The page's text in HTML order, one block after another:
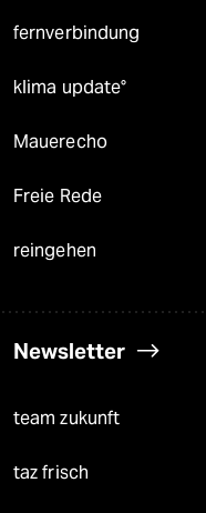
fernverbindung
klima update°
Mauerecho
Freie Rede
reingehen
Newsletter
team zukunft
taz frisch